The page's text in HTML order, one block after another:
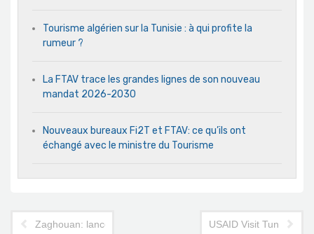
Tourisme algérien sur la Tunisie : à qui profite la
rumeur ?
La FTAV trace les grandes lignes de son nouveau
mandat 2026-2030
Nouveaux bureaux Fi2T et FTAV: ce qu’ils ont
échangé avec le ministre du Tourisme
Zaghouan: lancement de l’application « Guide touristique
USAID Visit Tunisia